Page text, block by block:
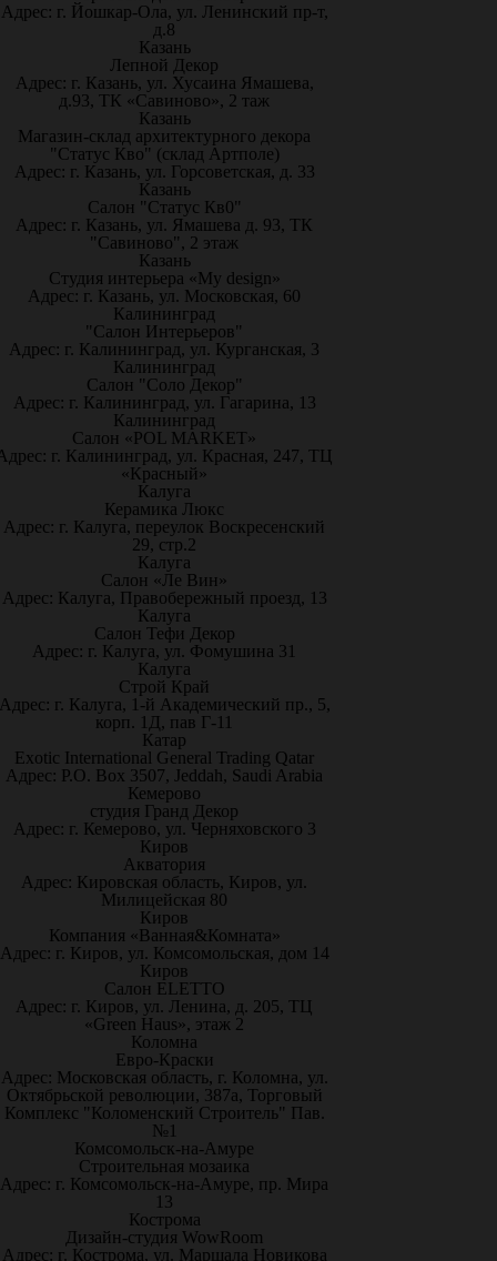
Адрес: г. Йошкар-Ола, ул. Ленинский пр-т,
д.8
Казань
Лепной Декор
Адрес: г. Казань, ул. Хусаина Ямашева,
д.93, ТК «Савиново», 2 таж
Казань
Магазин-склад архитектурного декора
"Статус Кво" (склад Артполе)
Адрес: г. Казань, ул. Горсоветская, д. 33
Казань
Салон "Статус Кв0"
Адрес: г. Казань, ул. Ямашева д. 93, ТК
"Савиново", 2 этаж
Казань
Студия интерьера «My design»
Адрес: г. Казань, ул. Московская, 60
Калининград
"Салон Интерьеров"
Адрес: г. Калининград, ул. Курганская, 3
Калининград
Салон "Соло Декор"
Адрес: г. Калининград, ул. Гагарина, 13
Калининград
Салон «POL MARKET»
г. Калининград, ул. Красная, 247, ТЦ
«Красный»
Калуга
Керамика Люкс
Адрес: г. Калуга, переулок Воскресенский
29, стр.2
Калуга
Салон «Ле Вин»
Адрес: Калуга, Правобережный проезд, 13
Калуга
Салон Тефи Декор
Адрес: г. Калуга, ул. Фомушина 31
Калуга
Строй Край
г. Калуга, 1-й Академический пр., 5,
корп. 1Д, пав Г-11
Катар
Exotic International General Trading Qatar
Адрес: P.O. Box 3507, Jeddah, Saudi Arabia
Кемерово
студия Гранд Декор
Адрес: г. Кемерово, ул. Черняховского 3
Киров
Акватория
Адрес: Кировская область, Киров, ул.
Милицейская 80
Киров
Компания «Ванная&Комната»
Адрес: г. Киров, ул. Комсомольская, дом 14
Киров
Салон ELETTO
Адрес: г. Киров, ул. Ленина, д. 205, ТЦ
«Green Haus», этаж 2
Коломна
Евро-Краски
Адрес: Московская область, г. Коломна, ул.
Октябрьской революции, 387а, Торговый
Комплекс "Коломенский Строитель" Пав.
№1
Комсомольск-на-Амуре
Строительная мозаика
Адрес: г. Комсомольск-на-Амуре, пр. Мира
13
Кострома
Дизайн-студия WowRoom
Адрес: г. Кострома, ул. Маршала Новикова